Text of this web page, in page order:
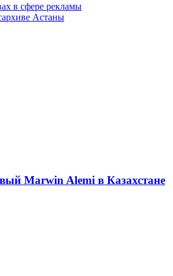
в сфере рекламы
Астаны
Marwin Alemi в Казахстане